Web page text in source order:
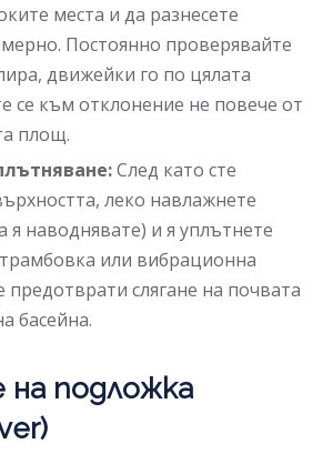
места и да разнесете
Постоянно проверявайте
движейки го по цялата
се към отклонение не повече от
площ.
След като сте
леко навлажнете
я наводнявате) и я уплътнете
или вибрационна
слягане на почвата
басейна.
на подложка